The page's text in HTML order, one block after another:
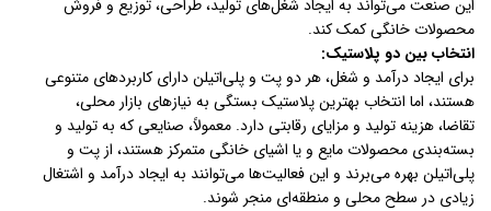
این صنعت می‌تواند به ایجاد شغل‌های تولید، طراحی، توزیع و فروش
محصولات خانگی کمک کند.
انتخاب بین دو پلاستیک:
برای ایجاد درآمد و شغل، هر دو پت و پلی‌اتیلن دارای کاربردهای متنوعی
هستند، اما انتخاب بهترین پلاستیک بستگی به نیازهای بازار محلی،
تقاضا، هزینه تولید و مزایای رقابتی دارد. معمولاً، صنایعی که به تولید و
بسته‌بندی محصولات مایع و یا اشیای خانگی متمرکز هستند، از پت و
پلی‌اتیلن بهره می‌برند و این فعالیت‌ها می‌توانند به ایجاد درآمد و اشتغال
زیادی در سطح محلی و منطقه‌ای منجر شوند.